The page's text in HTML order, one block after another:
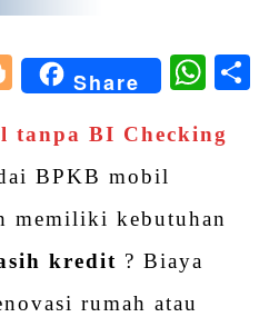
Blogger
Share
tanpa BI Checking
BPKB mobil
memiliki kebutuhan
kredit ? Biaya
rumah atau